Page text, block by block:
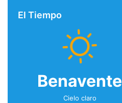
El Tiempo
Benavente
Cielo claro